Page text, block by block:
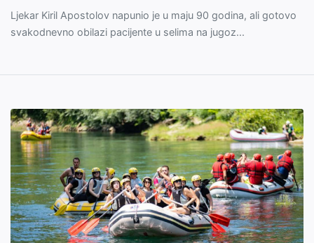
Ljekar Kiril Apostolov napunio je u maju 90 godina, ali gotovo
svakodnevno obilazi pacijente u selima na jugoz...